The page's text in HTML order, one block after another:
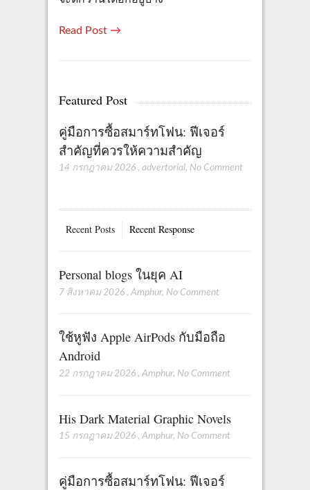
Read Post →
Featured Post
คู่มือการซื้อสมาร์ทโฟน: ฟีเจอร์
สำคัญที่ควรให้ความสำคัญ
14 กรกฎาคม 2026 , advertorial, No Comment
Recent Posts Recent Response
Personal blogs ในยุค AI
7 สิงหาคม 2026 , Amphur, No Comment
ใช้หูฟัง Apple AirPods กับมือถือ
Android
22 กรกฎาคม 2026 , Amphur, No Comment
His Dark Material Graphic Novels
15 กรกฎาคม 2026 , Amphur, No Comment
คู่มือการซื้อสมาร์ทโฟน: ฟีเจอร์